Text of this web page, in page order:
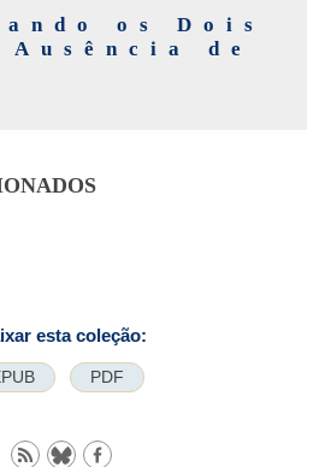
os Dois
de
esta coleção:
PDF